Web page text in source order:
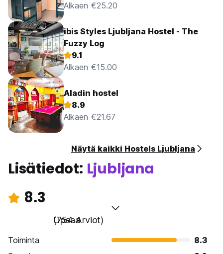
Alkaen €25.20
ibis Styles Ljubljana Hostel - The
Fuzzy Log
9.1
Alkaen €15.00
Aladin hostel
8.9
Alkaen €21.67
Näytä kaikki Hostels Ljubljana
Lisätiedot: Ljubljana
8.3
Upeaa
(754 Arviot)
Toiminta
8.3